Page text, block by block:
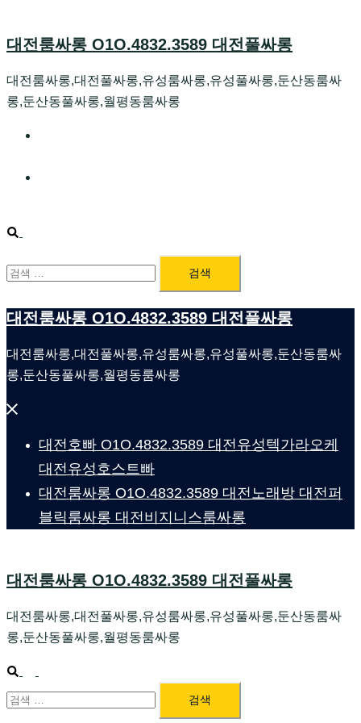
to
대전룸싸롱 O1O.4832.3589 대전풀싸롱
대전룸싸롱,대전풀싸롱,유성룸싸롱,유성풀싸롱,둔산동룸싸
롱,둔산동풀싸롱,월평동룸싸롱
Search
검
색:
대전룸싸롱 O1O.4832.3589 대전풀싸롱
대전룸싸롱,대전풀싸롱,유성룸싸롱,유성풀싸롱,둔산동룸싸
롱,둔산동풀싸롱,월평동룸싸롱
Close
대전호빠 O1O.4832.3589 대전유성텍가라오케
대전유성호스트빠
대전룸싸롱 O1O.4832.3589 대전노래방 대전퍼
블릭룸싸롱 대전비지니스룸싸롱
대전룸싸롱 O1O.4832.3589 대전풀싸롱
대전룸싸롱,대전풀싸롱,유성룸싸롱,유성풀싸롱,둔산동룸싸
롱,둔산동풀싸롱,월평동룸싸롱
Search
menu
검
색: